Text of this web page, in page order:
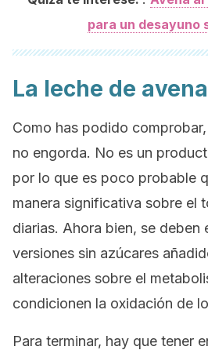
para un desayuno
La leche de
Como has podido
no engorda. No es un
por lo que es poco probable
manera significativa sobre el
diarias. Ahora bien, se deben
versiones sin azúcares
alteraciones sobre el
condicionen la oxidación de
Para terminar, hay que tener